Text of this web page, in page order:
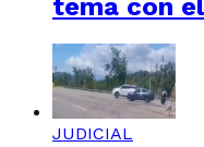
tema con
JUDICIAL